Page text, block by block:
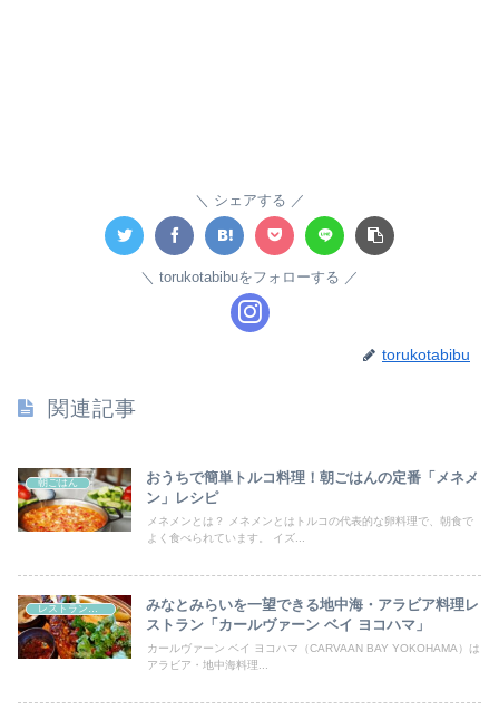
シェアする
torukotabibuをフォローする
torukotabibu
関連記事
朝ごはん
おうちで簡単トルコ料理！朝ごはんの定番「メネメ
ン」レシピ
メネメンとは？ メネメンとはトルコの代表的な卵料理で、朝食で
よく食べられています。 イズ...
レストラン・カフェ
みなとみらいを一望できる地中海・アラビア料理レ
ストラン「カールヴァーン ベイ ヨコハマ」
カールヴァーン ベイ ヨコハマ（CARVAAN BAY YOKOHAMA）は
アラビア・地中海料理...